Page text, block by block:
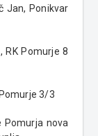
Jan, Ponikvar
RK Pomurje 8
3/3
Pomurja nova